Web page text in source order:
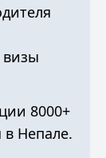
8000+
в Непале.